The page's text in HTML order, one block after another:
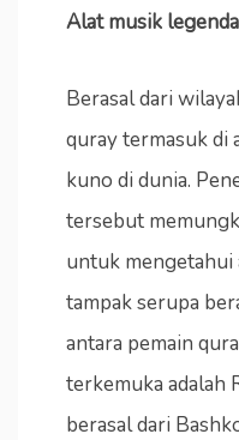
Alat musik
Berasal dari
quray termasuk di
kuno di dunia.
tersebut
untuk
tampak serupa
antara pemain
terkemuka adalah
berasal dari